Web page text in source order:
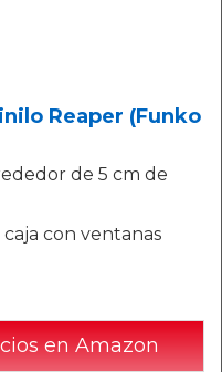
Reaper (Funko
de 5 cm de
con ventanas
en Amazon